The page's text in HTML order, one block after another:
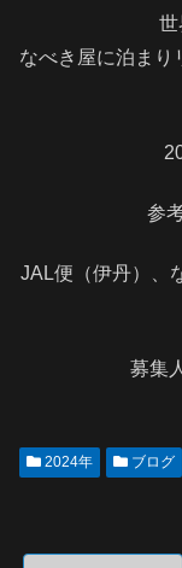
なべき屋に泊まり
参
JAL便（伊丹）、
募集
2024年 ブログ